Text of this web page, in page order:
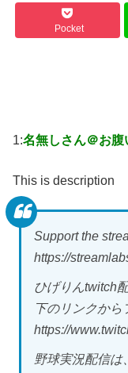
Pocket
1:名無しさん＠お腹
This is description
Support the
https://
ひげりんtwitch
下のリンクから
https://
野球実況配信は